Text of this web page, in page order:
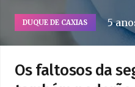
DUQUE DE CAXIAS 5
Os faltosos da